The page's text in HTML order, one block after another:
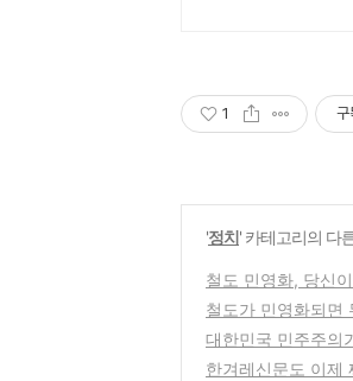
1 구
'정치' 카테고리의 다
철도 민영화, 당신
철도가 민영화되면
대한민국 민주주의
한겨레신문도 이제